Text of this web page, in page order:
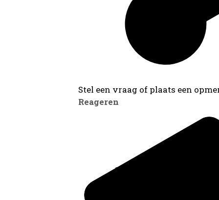
Stel een vraag of plaats een
Reageren